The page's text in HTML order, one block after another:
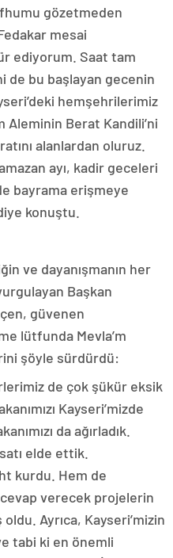
gözetmeden
mesai
ediyorum. Saat tam
de bu başlayan gecenin
hemşehrilerimiz
Berat Kandili’ni
alanlardan oluruz.
ayı, kadir geceleri
bayrama erişmeye
konuştu.
ve dayanışmanın her
Başkan
güvenen
lütfunda Mevla’m
şöyle sürdürdü:
de çok şükür eksik
Kayseri’mizde
da ağırladık.
elde ettik.
kurdu. Hem de
verecek projelerin
Ayrıca, Kayseri’mizin
tabi ki en önemli